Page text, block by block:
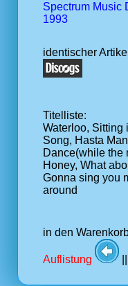
Spectrum Music
1993
identischer
Titelliste:
Waterloo, Sitting
Song, Hasta
Dance(while the
Honey, What
Gonna sing you
around
in den
Auflistung